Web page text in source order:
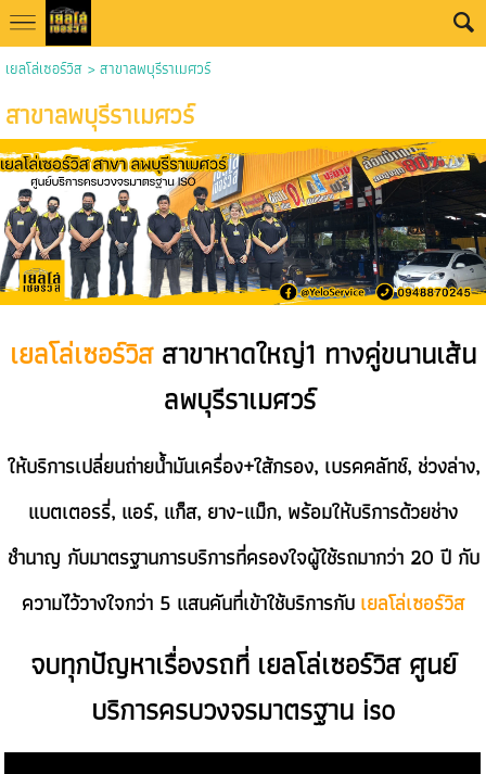
เยลโล่เซอร์วิส>สาขาลพบุรีราเมศวร์
สาขาลพบุรีราเมศวร์
เยลโล่เซอร์วิสสาขาหาดใหญ่1 ทางคู่ขนานเส้น
ลพบุรีราเมศวร์
ให้บริการเปลี่ยนถ่ายน้ำมันเครื่อง+ใส้กรอง, เบรคคลัทช์, ช่วงล่าง,
แบตเตอรรี่, แอร์, แก็ส, ยาง-แม็ก, พร้อมให้บริการด้วยช่าง
ชำนาญ กับมาตรฐานการบริการที่ครองใจผู้ใช้รถมากว่า 20 ปี กับ
ความไว้วางใจกว่า 5 แสนคันที่เข้าใช้บริการกับ เยลโล่เซอร์วิส
จบทุกปัญหาเรื่องรถที่ เยลโล่เซอร์วิส ศูนย์
บริการครบวงจรมาตรฐาน iso